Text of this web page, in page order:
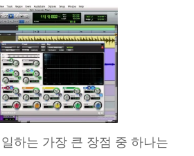
하는 가장 큰 장점 중 하나는